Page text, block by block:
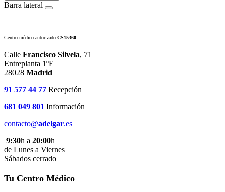
Barra lateral
Centro médico autorizado CS15360
Calle Francisco Silvela, 71
Entreplanta 1ºE
28028 Madrid
91 577 44 77 Recepción
681 049 801 Información
contacto@adelgar.es
9:30h a 20:00h
de Lunes a Viernes
Sábados cerrado
Tu Centro Médico